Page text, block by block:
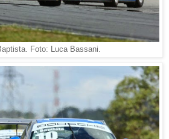
Foto: Luca Bassani.